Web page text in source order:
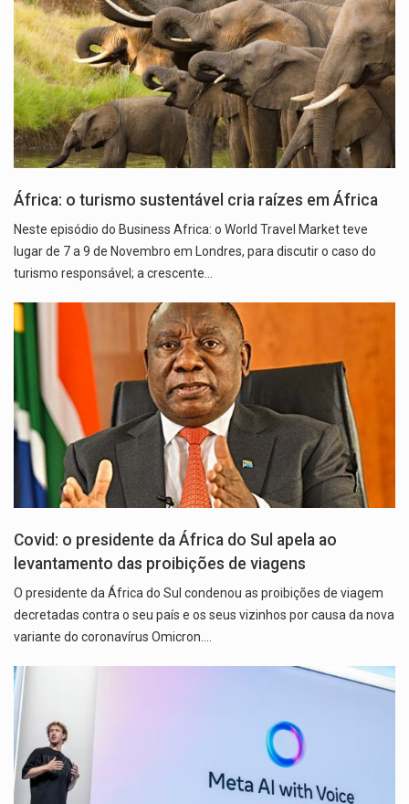
África: o turismo sustentável cria raízes em África
Neste episódio do Business Africa: o World Travel Market teve
lugar de 7 a 9 de Novembro em Londres, para discutir o caso do
turismo responsável; a crescente…
Covid: o presidente da África do Sul apela ao
levantamento das proibições de viagens
O presidente da África do Sul condenou as proibições de viagem
decretadas contra o seu país e os seus vizinhos por causa da nova
variante do coronavírus Omicron.…